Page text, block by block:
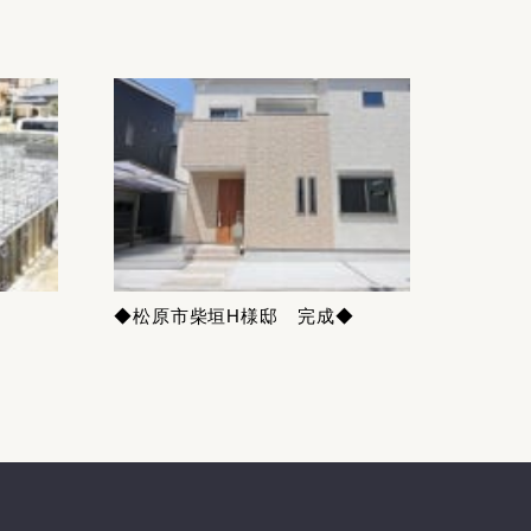
◆松原市柴垣H様邸 完成◆